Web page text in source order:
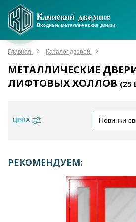
Входные металлические двери
Главная Каталог дверей
МЕТАЛЛИЧЕСКИЕ
ЛИФТОВЫХ ХОЛЛОВ (25
ЦЕНА
РЕКОМЕНДУЕМ:
Max
Мы онлайн!
WhatsApp
Мы онлайн!
Telegram
Мы онлайн!
Max
Мы онлайн!
WhatsApp
Мы онлайн!